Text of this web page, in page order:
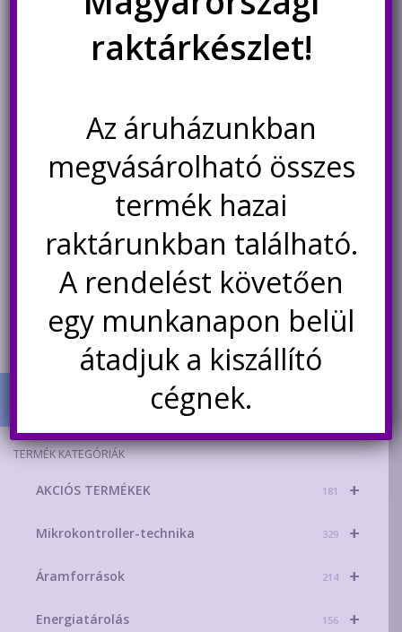
ZMCT-118A áramérzékelő,
áramtranszformátor 40A-ig
Nincs készleten
Értesítésetek ha
újra elérhető
Infravörös (IR) vevő modul KY-
022
390Ft
Kosárba teszem
TERMÉK KATEGÓRIÁK
+
AKCIÓS TERMÉKEK 181
+
Mikrokontroller-technika 329
+
Áramforrások 214
+
Energiatárolás 156
raktárkészlet!
Az áruházunkban
megvásárolható összes
termék hazai
raktárunkban található.
A rendelést követően
egy munkanapon belül
átadjuk a kiszállító
cégnek.